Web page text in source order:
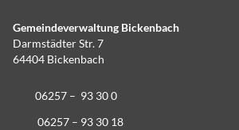
Gemeindeverwaltung Bickenbach
Darmstädter Str. 7
64404 Bickenbach
06257 – 93 30 0
06257 – 93 30 18